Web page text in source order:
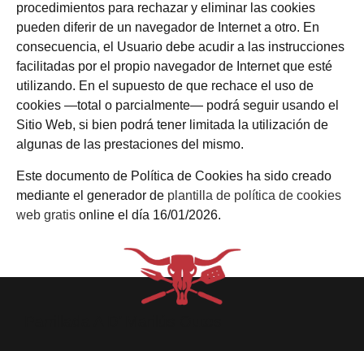
procedimientos para rechazar y eliminar las cookies
pueden diferir de un navegador de Internet a otro. En
consecuencia, el Usuario debe acudir a las instrucciones
facilitadas por el propio navegador de Internet que esté
utilizando. En el supuesto de que rechace el uso de
cookies —total o parcialmente— podrá seguir usando el
Sitio Web, si bien podrá tener limitada la utilización de
algunas de las prestaciones del mismo.
Este documento de Política de Cookies ha sido creado
mediante el generador de plantilla de política de cookies
web gratis online el día 16/01/2026.